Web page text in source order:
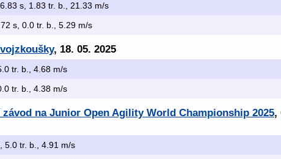
s, 1.83 tr. b., 21.33 m/s
s, 0.0 tr. b., 5.29 m/s
, 18. 05. 2025
tr. b., 4.68 m/s
tr. b., 4.38 m/s
na Junior Open Agility World Championship 2025,
5.0 tr. b., 4.91 m/s